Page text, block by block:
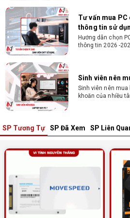
Tư vấn mua
thông tin sử
Hướng dẫn chọn
thông tin 2026 -
Sinh viên nên
Sinh viên nên mua
khoăn của nhiều
Laptop Sinh
Hình Nào Đáng
Tìm laptop sinh
học năm 2026?
RAM, SSD, màn
Tổng hợp 7
Bạn tìm laptop
mà, bền bỉ? Xem
SP Tương Tự SP Đã Xem SP Liên